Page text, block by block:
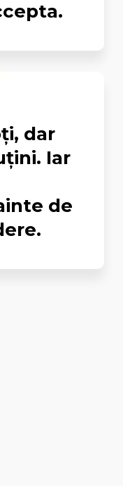
dar
Iar
de